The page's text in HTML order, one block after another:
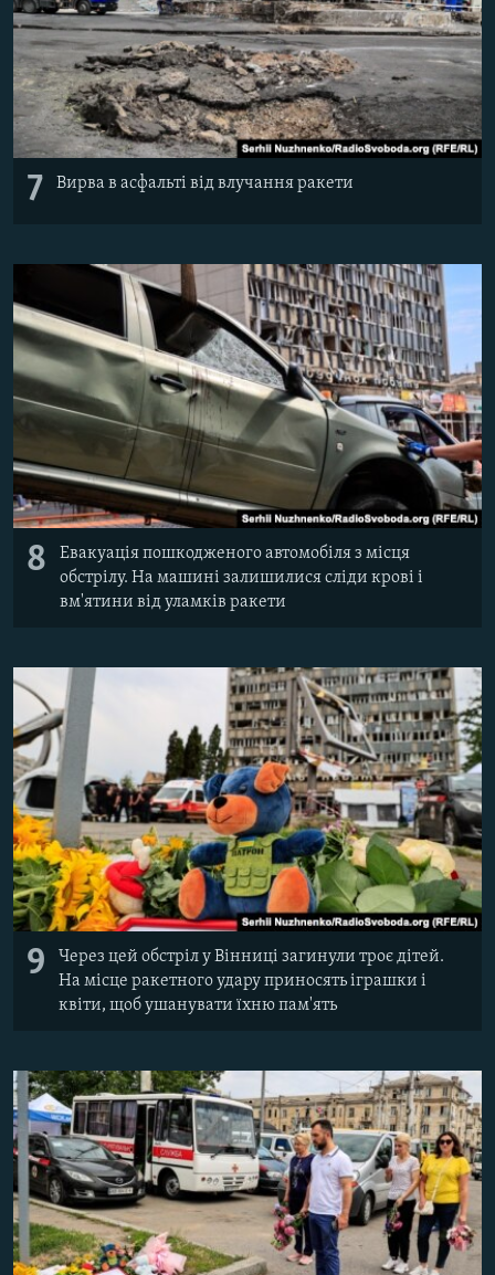
7 Вирва в асфальті від влучання ракети
8
Евакуація пошкодженого автомобіля з місця
обстрілу. На машині залишилися сліди крові і
вм'ятини від уламків ракети
9
Через цей обстріл у Вінниці загинули троє дітей.
На місце ракетного удару приносять іграшки і
квіти, щоб ушанувати їхню пам'ять